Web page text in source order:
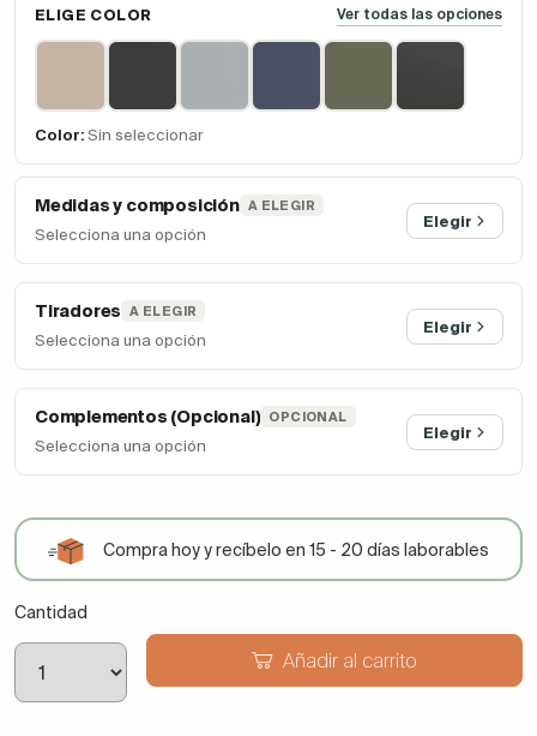
ELIGE COLOR Ver todas las opciones
Color: Sin seleccionar
Medidas y composición A ELEGIR
Selecciona una opción
Elegir
Tiradores A ELEGIR
Selecciona una opción
Elegir
Complementos (Opcional) OPCIONAL
Selecciona una opción
Elegir
Compra hoy y recíbelo en 15 - 20 días laborables
Cantidad
Añadir al carrito